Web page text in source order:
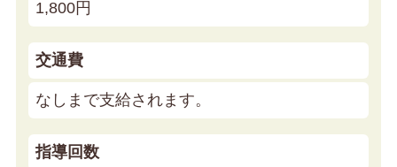
1,800円
交通費
なしまで支給されます。
指導回数